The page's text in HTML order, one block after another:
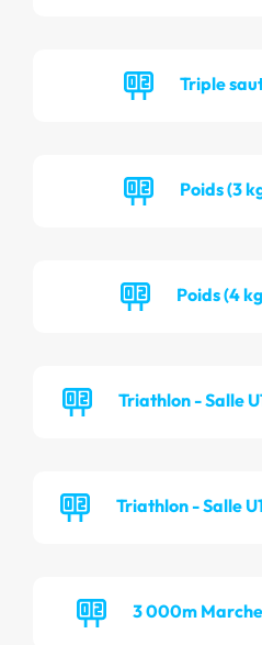
Triple
Poids (3
Poids (4
Triathlon - Salle
Triathlon - Salle
3 000m